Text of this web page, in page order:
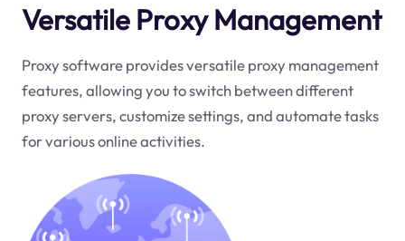
Versatile Proxy Management
Proxy software provides versatile proxy management
features, allowing you to switch between different
proxy servers, customize settings, and automate tasks
for various online activities.